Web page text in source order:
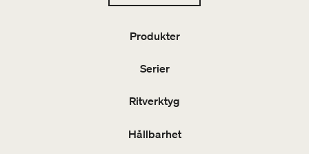
Produkter
Serier
Ritverktyg
Hållbarhet